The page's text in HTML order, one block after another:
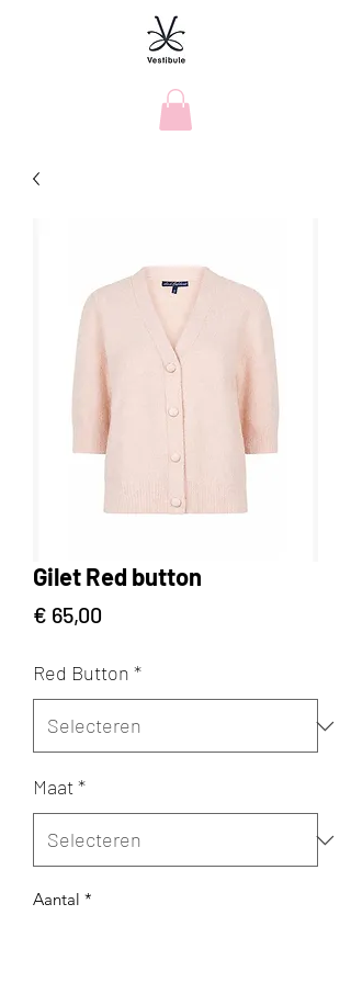
Gilet Red button
€ 65,00
Red Button *
Maat*
Aantal *